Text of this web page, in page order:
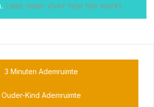
Lees meer over hoe het werkt.
3 Minuten Ademruimte
Ouder-Kind Ademruimte